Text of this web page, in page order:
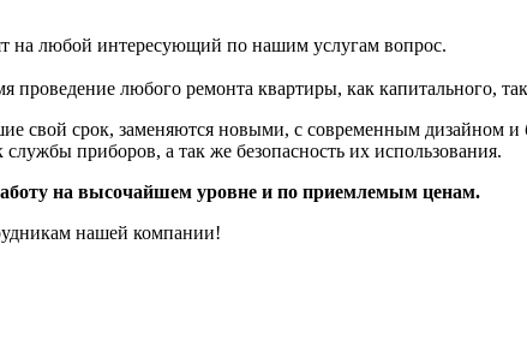
на любой интересующий по нашим услугам вопрос.
любого ремонта квартиры, как капитального, так
свой срок, заменяются новыми, с современным дизайном
службы приборов, а так же безопасность их использования.
на высочайшем уровне и по приемлемым ценам.
нашей компании!